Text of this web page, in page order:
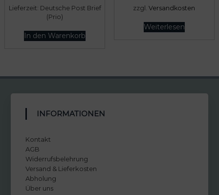
Lieferzeit: Deutsche Post Brief
(Prio)
In den Warenkorb
zzgl.Versandkosten
Weiterlesen
INFORMATIONEN
Kontakt
AGB
Widerrufsbelehrung
Versand & Lieferkosten
Abholung
Über uns